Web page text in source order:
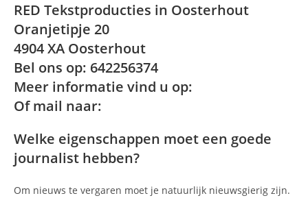
RED Tekstproducties in Oosterhout
Oranjetipje 20
4904 XA Oosterhout
Bel ons op: 642256374
Meer informatie vind u op:
Of mail naar:
Welke eigenschappen moet een goede
journalist hebben?
Om nieuws te vergaren moet je natuurlijk nieuwsgierig zijn.